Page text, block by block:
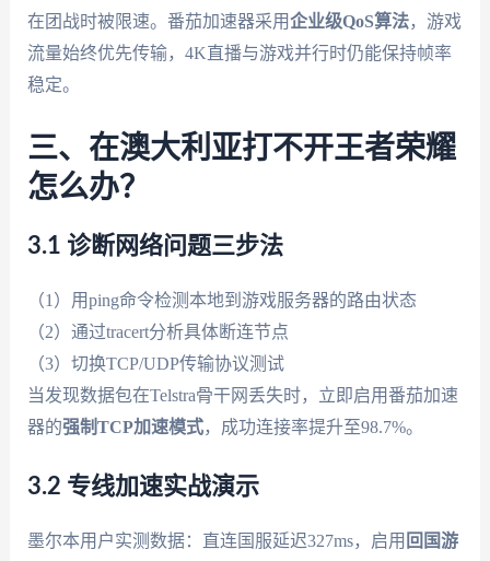
在团战时被限速。番茄加速器采用企业级QoS算法，游戏
流量始终优先传输，4K直播与游戏并行时仍能保持帧率
稳定。
三、在澳大利亚打不开王者荣耀
怎么办？
3.1 诊断网络问题三步法
（1）用ping命令检测本地到游戏服务器的路由状态
（2）通过tracert分析具体断连节点
（3）切换TCP/UDP传输协议测试
当发现数据包在Telstra骨干网丢失时，立即启用番茄加速
器的强制TCP加速模式，成功连接率提升至98.7%。
3.2 专线加速实战演示
墨尔本用户实测数据：直连国服延迟327ms，启用 回国游